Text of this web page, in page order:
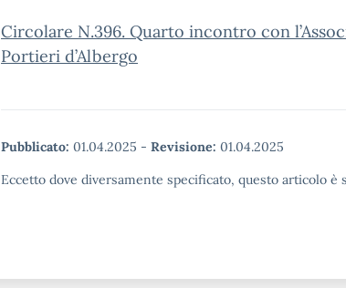
Circolare N.396. Quarto incontro con
Portieri d’Albergo
Pubblicato: 01.04.2025 - Revisione: 01.04.2025
Eccetto dove diversamente specificato, questo articolo